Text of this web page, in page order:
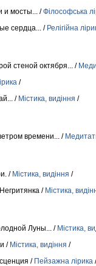
и мосты... /Філософська
сердца... / Релігійна
стеной октября... /
/
/ Містика, видіння /
времени... /
/ Містика, видіння /
/ Містика,
Луны... / Містика,
/ Містика, видіння /
/ Пейзажна лірика /